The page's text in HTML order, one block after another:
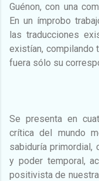
Guénon, con una
En un ímprobo
las traducciones
existían, compilando
fuera sólo su
Se presenta en
crítica del mundo
sabiduría primordial,
y poder temporal,
positivista de